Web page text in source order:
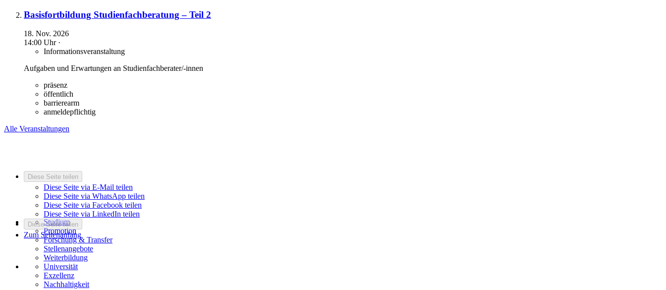
Basisfortbildung Studienfachberatung – Teil 2
18. Nov. 2026
14:00 Uhr ·
Informationsveranstaltung
Aufgaben und Erwartungen an Studienfachberater/-innen
präsenz
öffentlich
barrierearm
anmeldepflichtig
Alle Veranstaltungen
Diese Seite teilen
Diese Seite via E-Mail teilen
Diese Seite via WhatsApp teilen
Diese Seite via Facebook teilen
Diese Seite via LinkedIn teilen
Diese Seite teilen
Zum Seitenanfang
Studium
Promotion
Forschung & Transfer
Stellenangebote
Weiterbildung
Universität
Exzellenz
Nachhaltigkeit